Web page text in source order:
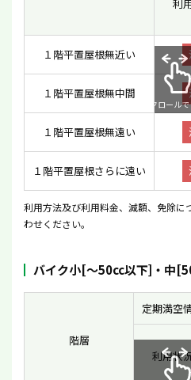
利
１階平置屋根無近い
１階平置屋根無中間
１階平置屋根無遠い
１階平置屋根さらに遠い
スクロール
利用方法及び利用料金、減額、免除に
わせください。
バイク小[〜50cc以下]・中
階層
定期満空
利用状